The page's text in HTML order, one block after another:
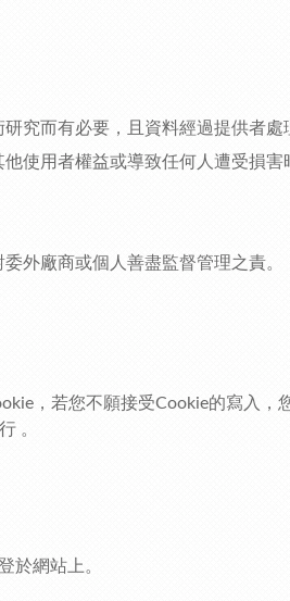
究而有必要，且資料經過提供者處
使用者權益或導致任何人遭受損
外廠商或個人善盡監督管理之責。
，若您不願接受Cookie的寫入，
。
於網站上。